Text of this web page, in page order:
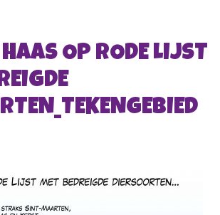
OP RODE LIJST